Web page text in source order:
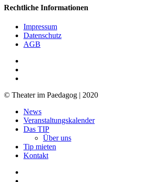
Rechtliche Informationen
Impressum
Datenschutz
AGB
© Theater im Paedagog | 2020
Close
Menu
News
Veranstaltungskalender
Das TIP
Über uns
Tip mieten
Kontakt